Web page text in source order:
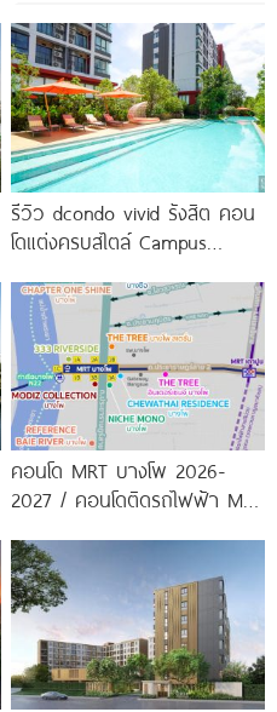
รีวิว dcondo vivid รังสิต คอน
โดแต่งครบสไตล์ Campus
พร้อมรับ-ส่ง
คอนโด MRT บางโพ 2026-
2027 / คอนโดติดรถไฟฟ้า MRT